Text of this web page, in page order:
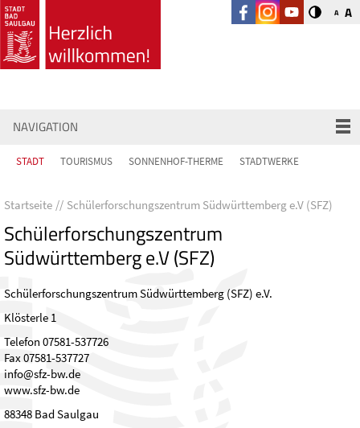
A A
NAVIGATION
STADT TOURISMUS SONNENHOF-THERME STADTWERKE
Startseite Schülerforschungszentrum Südwürttemberg e.V (SFZ)
Schülerforschungszentrum
Südwürttemberg e.V (SFZ)
Schülerforschungszentrum Südwürttemberg (SFZ) e.V.
Klösterle 1
Telefon 07581-537726
Fax 07581-537727
info@sfz-bw.de
www.sfz-bw.de
88348 Bad Saulgau